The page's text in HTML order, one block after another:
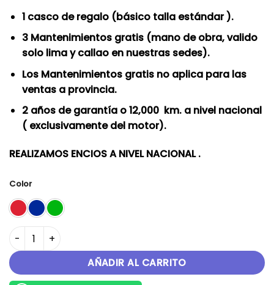
1 casco de regalo (básico talla estándar ).
3 Mantenimientos gratis (mano de obra, valido
solo lima y callao en nuestras sedes).
Los Mantenimientos gratis no aplica para las
ventas a provincia.
2 años de garantía o 12,000 km. a nivel nacional
( exclusivamente del motor).
REALIZAMOS ENCIOS A NIVEL NACIONAL .
Color
COMMANDER 125 cantidad
AÑADIR AL CARRITO